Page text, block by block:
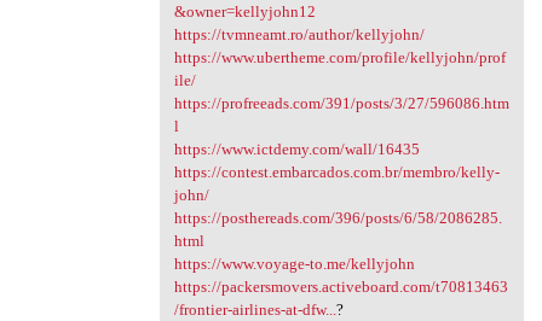
&owner=kellyjohn12
https://tvmneamt.ro/author/kellyjohn/
https://www.ubertheme.com/profile/kellyjohn/prof
ile/
https://profreeads.com/391/posts/3/27/596086.htm
l
https://www.ictdemy.com/wall/16435
https://contest.embarcados.com.br/membro/kelly-
john/
https://posthereads.com/396/posts/6/58/2086285.
html
https://www.voyage-to.me/kellyjohn
https://packersmovers.activeboard.com/t70813463
/frontier-airlines-at-dfw...?